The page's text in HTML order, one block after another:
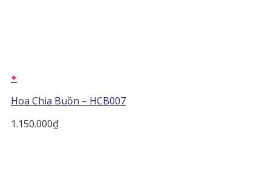
+
Hoa Chia Buồn – HCB007
1.150.000₫